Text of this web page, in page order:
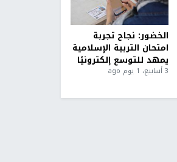
الخضور: نجاح تجربة
امتحان التربية الإسلامية
يمهد للتوسع إلكترونيًا
3 أسابيع، 1 يوم ago